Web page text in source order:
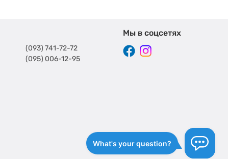
(093) 741-72-72
(095) 006-12-95
Мы в соцсетях